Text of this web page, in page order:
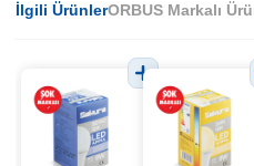
İlgili ÜrünlerORBUS Markalı